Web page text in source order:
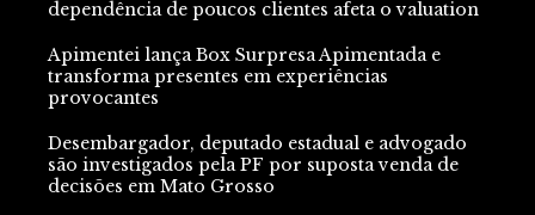
dependência de poucos clientes afeta o valuation
Apimentei lança Box Surpresa Apimentada e
transforma presentes em experiências
provocantes
Desembargador, deputado estadual e advogado
são investigados pela PF por suposta venda de
decisões em Mato Grosso